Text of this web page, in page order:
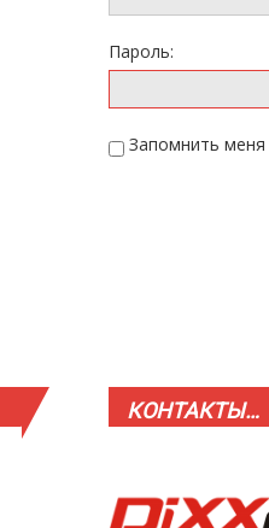
Пароль:
Запомнить меня
КОНТАКТЫ…